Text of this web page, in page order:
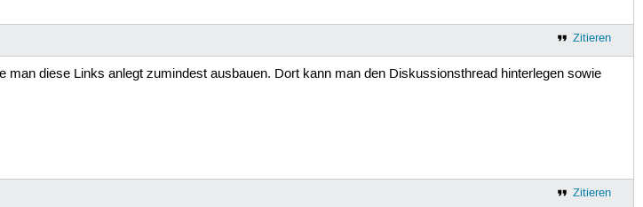
Zitieren
man diese Links anlegt zumindest ausbauen. Dort kann man den Diskussionsthread hinterlegen sowie
Zitieren